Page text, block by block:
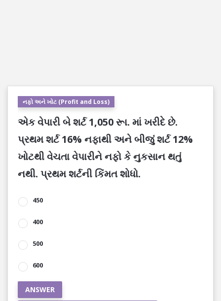
નફો અને ખોટ (Profit and Loss)
એક વેપારી બે શર્ટ 1,050 રૂા. માં ખરીદે છે.
પ્રથમ શર્ટ 16% નફાથી અને બીજું શર્ટ 12%
ખોટથી વેચતા વેપારીને નફો કે નુકસાન થતું
નથી. પ્રથમ શર્ટની કિંમત શોધો.
450
400
500
600
ANSWER